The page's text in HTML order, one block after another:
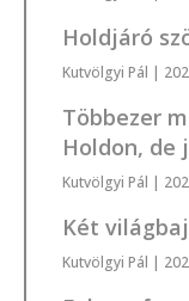
Holdjáró
Kutvölgyi Pál |
Többezer
Holdon, de
Kutvölgyi Pál |
Két
Kutvölgyi Pál |